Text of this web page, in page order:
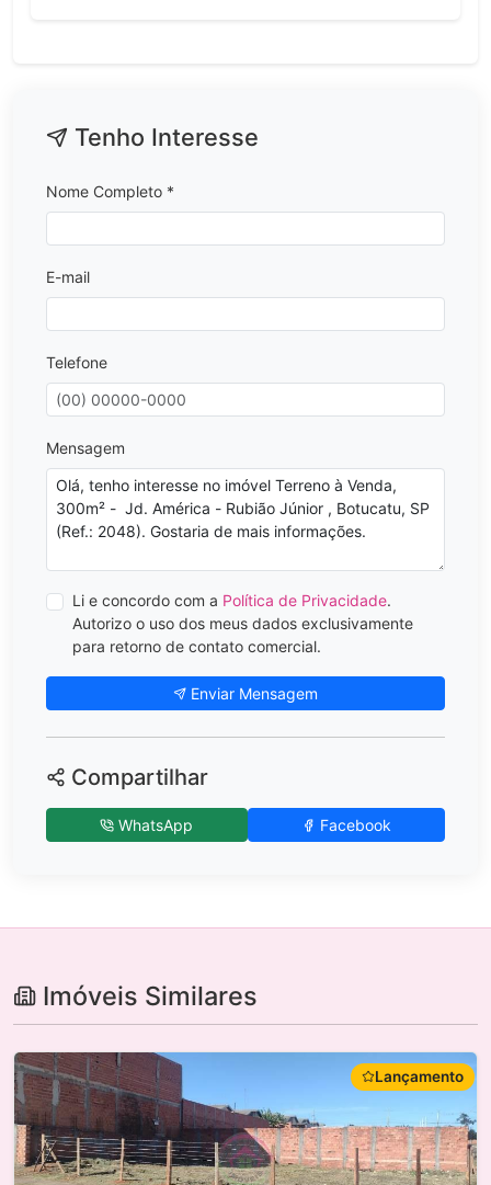
Tenho Interesse
Nome Completo *
E-mail
Telefone
Mensagem
Li e concordo com a Política de Privacidade.
Autorizo o uso dos meus dados exclusivamente
para retorno de contato comercial.
Enviar Mensagem
Compartilhar
WhatsApp Facebook
Imóveis Similares
Lançamento